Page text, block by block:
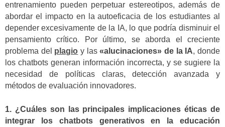
entrenamiento pueden perpetuar estereotipos, además de
abordar el impacto en la autoeficacia de los estudiantes al
depender excesivamente de la IA, lo que podría disminuir el
pensamiento crítico. Por último, se aborda el creciente
problema del plagio y las«alucinaciones» de la IA, donde
los chatbots generan información incorrecta, y se sugiere la
necesidad de políticas claras, detección avanzada y
métodos de evaluación innovadores.
1. ¿Cuáles son las principales implicaciones éticas de
integrar los chatbots generativos en la educación